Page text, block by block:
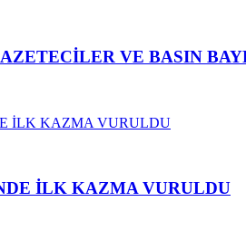
VE BASIN
İLK KAZMA VURULDU